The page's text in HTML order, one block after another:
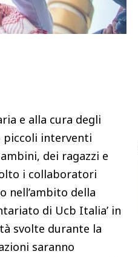
e alla cura degli
piccoli interventi
dei ragazzi e
i collaboratori
nell’ambito della
di Ucb Italia’ in
svolte durante la
saranno